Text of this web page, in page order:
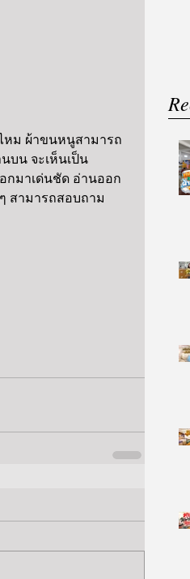
หม ผ้าขนหนูสามารถ
บน จะเห็นเป็น
กมาเด่นชัด อ่านออก
สามารถสอบถาม